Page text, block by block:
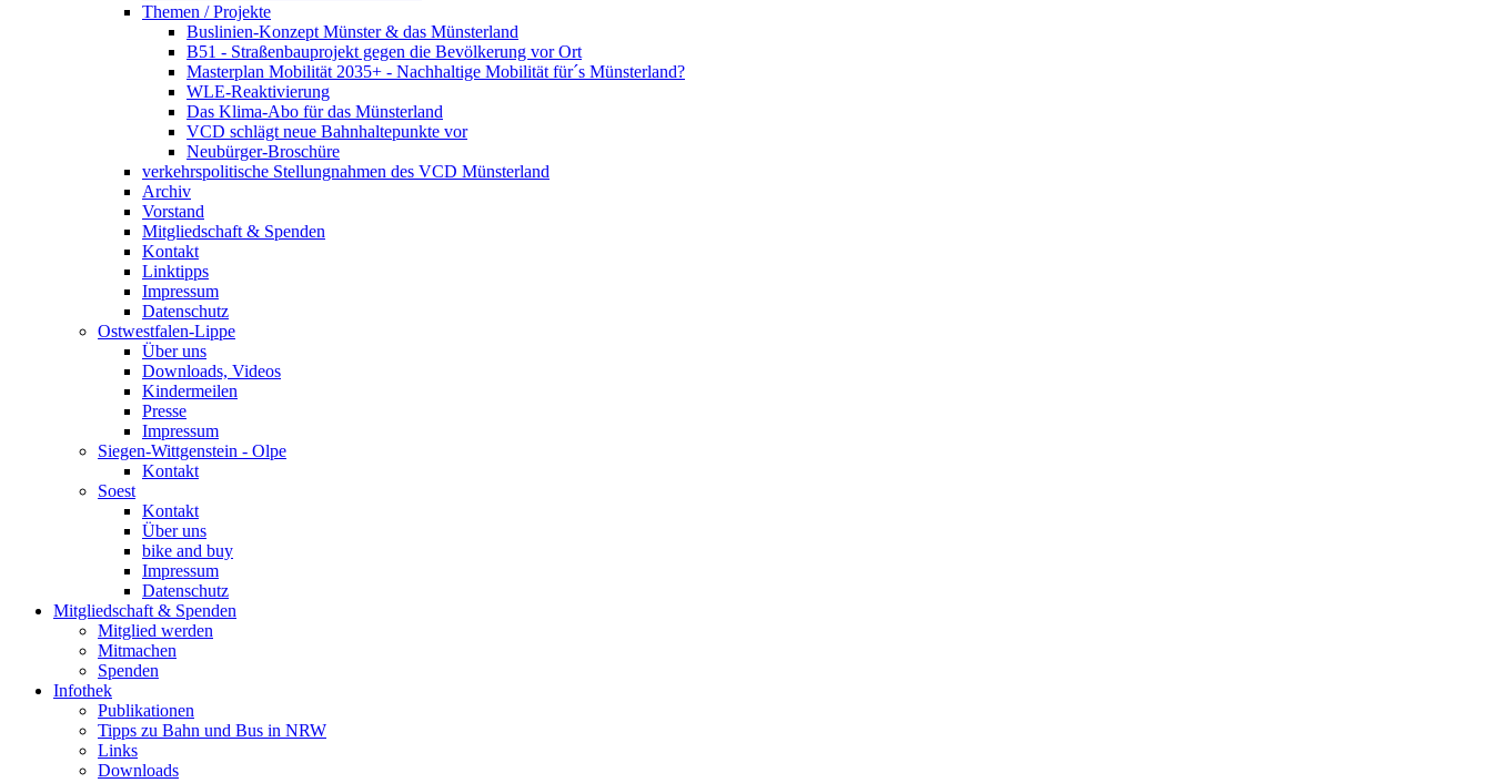
Themen / Projekte
Buslinien-Konzept Münster & das Münsterland
B51 - Straßenbauprojekt gegen die Bevölkerung vor Ort
Masterplan Mobilität 2035+ - Nachhaltige Mobilität für´s Münsterland?
WLE-Reaktivierung
Das Klima-Abo für das Münsterland
VCD schlägt neue Bahnhaltepunkte vor
Neubürger-Broschüre
verkehrspolitische Stellungnahmen des VCD Münsterland
Archiv
Vorstand
Mitgliedschaft & Spenden
Kontakt
Linktipps
Impressum
Datenschutz
Ostwestfalen-Lippe
Über uns
Downloads, Videos
Kindermeilen
Presse
Impressum
Siegen-Wittgenstein - Olpe
Kontakt
Soest
Kontakt
Über uns
bike and buy
Impressum
Datenschutz
Mitgliedschaft & Spenden
Mitglied werden
Mitmachen
Spenden
Infothek
Publikationen
Tipps zu Bahn und Bus in NRW
Links
Downloads